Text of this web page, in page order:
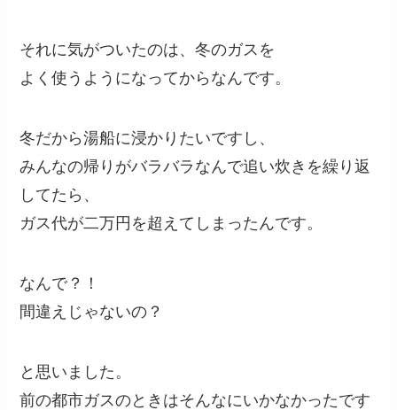
それに気がついたのは、冬のガスを
よく使うようになってからなんです。
冬だから湯船に浸かりたいですし、
みんなの帰りがバラバラなんで追い炊きを繰り返
してたら、
ガス代が二万円を超えてしまったんです。
なんで？！
間違えじゃないの？
と思いました。
前の都市ガスのときはそんなにいかなかったです